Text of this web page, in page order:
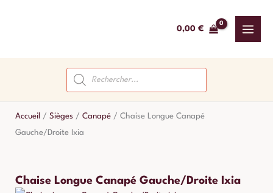
0,00 €
Recherche
de
produits
Accueil / Sièges / Canapé / Chaise Longue Canapé
Gauche/Droite Ixia
Chaise Longue Canapé Gauche/Droite Ixia